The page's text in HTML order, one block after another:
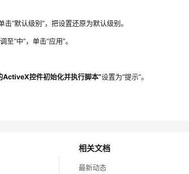
击“默认级别”，把设置还原为默认级别。
至“中”，单击“应用”。
ActiveX控件初始化并执行脚本”设置为“提示”。
相关文档
最新动态